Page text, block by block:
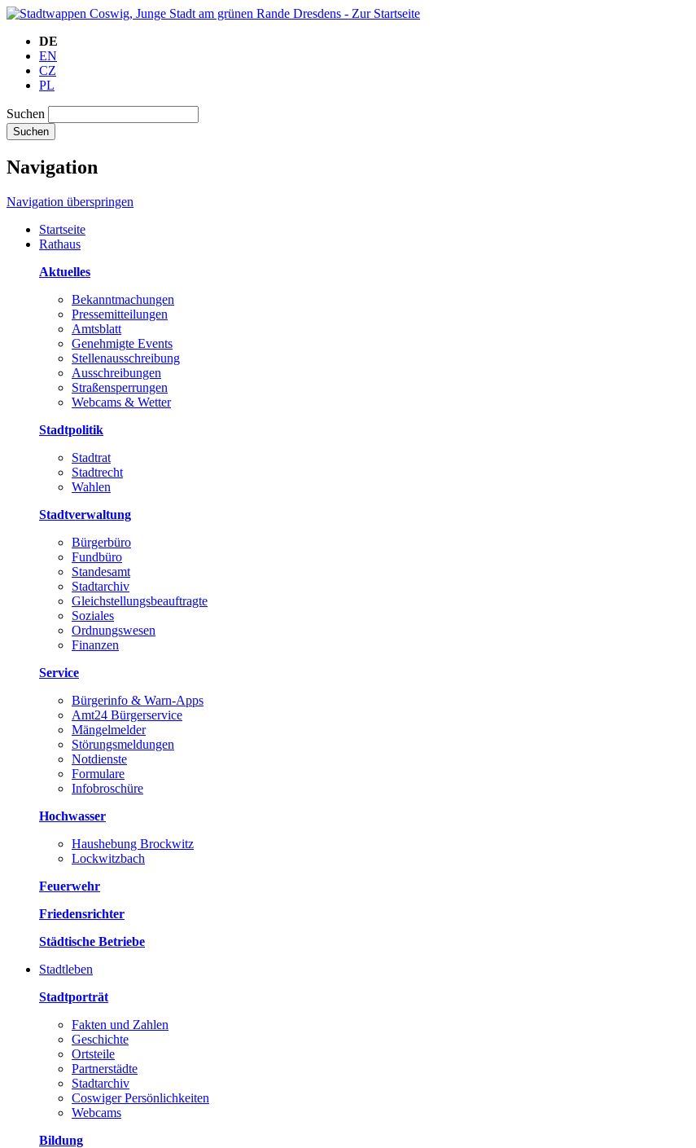
DE
EN
CZ
PL
Suchen
Suchen
Navigation
Navigation überspringen
Startseite
Rathaus
Aktuelles
Bekanntmachungen
Pressemitteilungen
Amtsblatt
Genehmigte Events
Stellenausschreibung
Ausschreibungen
Straßensperrungen
Webcams & Wetter
Stadtpolitik
Stadtrat
Stadtrecht
Wahlen
Stadtverwaltung
Bürgerbüro
Fundbüro
Standesamt
Stadtarchiv
Gleichstellungsbeauftragte
Soziales
Ordnungswesen
Finanzen
Service
Bürgerinfo & Warn-Apps
Amt24 Bürgerservice
Mängelmelder
Störungsmeldungen
Notdienste
Formulare
Infobroschüre
Hochwasser
Haushebung Brockwitz
Lockwitzbach
Feuerwehr
Friedensrichter
Städtische Betriebe
Stadtleben
Stadtporträt
Fakten und Zahlen
Geschichte
Ortsteile
Partnerstädte
Stadtarchiv
Coswiger Persönlichkeiten
Webcams
Bildung